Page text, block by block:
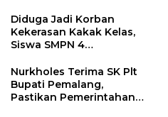
HUT RI ke-81
Diduga Jadi Korban
Kekerasan Kakak Kelas,
Siswa SMPN 4
Dunia
Nurkholes Terima SK Plt
Bupati Pemalang,
Pastikan Pemerintahan